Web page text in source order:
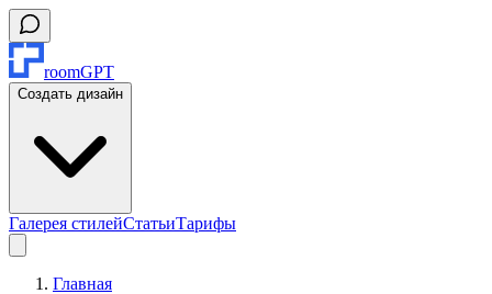
roomGPT
Создать дизайн
Галерея стилейСтатьиТарифы
Главная